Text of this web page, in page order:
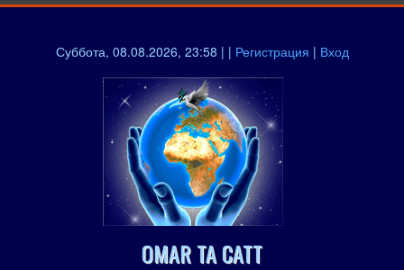
Суббота, 08.08.2026, 23:58 | | Регистрация | Вход
OMAR TA CATT